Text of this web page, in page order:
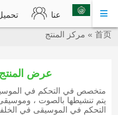
عربي عنا
首页
» مركز المنتج
عرض
متخصص في التحكم في
يتم تنشيطها بالصوت ،
التحكم في الموسيقى في